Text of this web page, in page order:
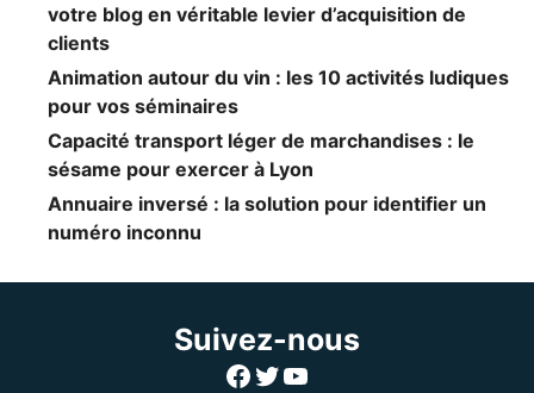
votre blog en véritable levier d’acquisition de
clients
Animation autour du vin : les 10 activités ludiques
pour vos séminaires
Capacité transport léger de marchandises : le
sésame pour exercer à Lyon
Annuaire inversé : la solution pour identifier un
numéro inconnu
Suivez-nous
Facebook
Twitter
YouTube